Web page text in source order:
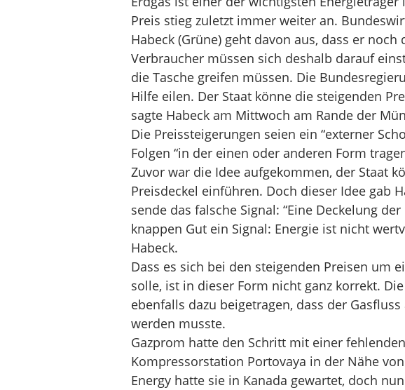
Preis stieg zuletzt immer weiter an.
Habeck (Grüne) geht davon aus, dass er
Verbraucher müssen sich deshalb darauf
die Tasche greifen müssen. Die
Hilfe eilen. Der Staat könne die steigenden
sagte Habeck am Mittwoch am Rande der
Die Preissteigerungen seien ein “externer
Folgen “in der einen oder anderen Form
Zuvor war die Idee aufgekommen, der Staat
Preisdeckel einführen. Doch dieser Idee gab
sende das falsche Signal: “Eine Deckelung
knappen Gut ein Signal: Energie ist nicht
Habeck.
Dass es sich bei den steigenden Preisen um
solle, ist in dieser Form nicht ganz korrekt.
ebenfalls dazu beigetragen, dass der
werden musste.
Gazprom hatte den Schritt mit einer
Kompressorstation Portovaya in der Nähe
Energy hatte sie in Kanada gewartet, doch